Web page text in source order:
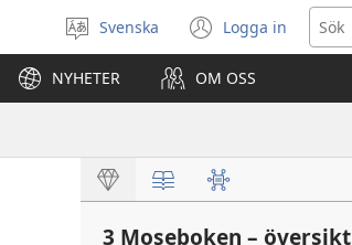
Välj
språk
Svenska Logga in
(öppnar
nytt
fönster)
NYHETER OM OSS
3 Moseboken – översikt